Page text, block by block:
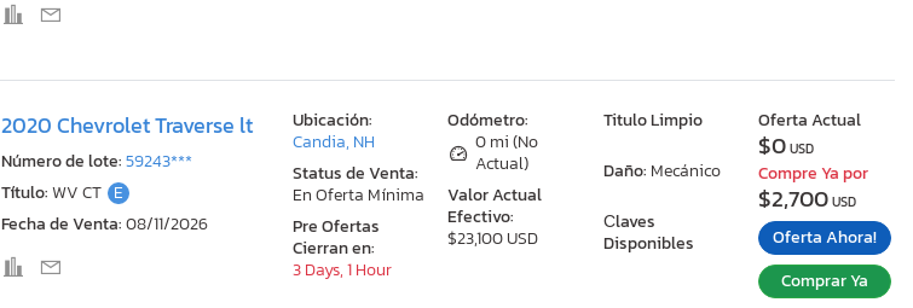
2020 Chevrolet Traverse lt
Número de lote:59243***
Título:WV CT E
Fecha de Venta:08/11/2026
Odómetro:
0 mi (No
Actual)
Valor Actual
Efectivo:
$23,100 USD
Titulo Limpio
Daño: Mecánico
Сlaves
Disponibles
Ubicación:
Candia, NH
Status de Venta:
En Oferta Mínima
Pre Ofertas
Cierran en:
3 Days, 1 Hour
Oferta Actual
$0USD
Compre Ya por
$2,700USD
Oferta Ahora!
Comprar Ya